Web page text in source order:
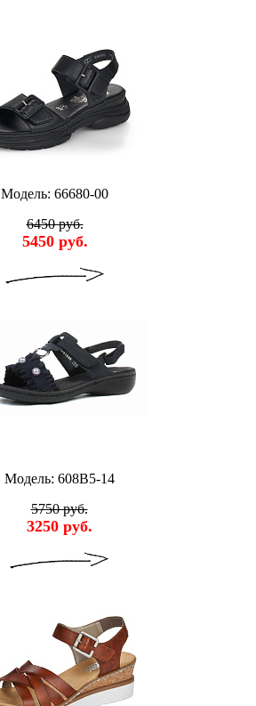
Модель: 66680-00
6450 руб.
5450 руб.
Модель: 608B5-14
5750 руб.
3250 руб.